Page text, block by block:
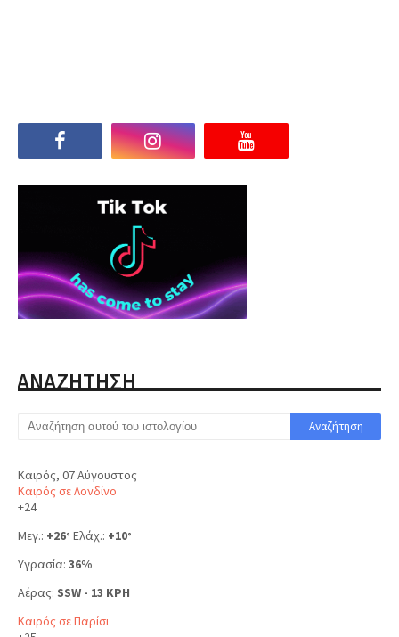
ΑΝΑΖΗΤΗΣΗ
Καιρός, 07 Αύγουστος
Καιρός σε Λονδίνο
+24
Μεγ.: +26° Ελάχ.: +10°
Υγρασία: 36%
Αέρας: SSW - 13 KPH
Καιρός σε Παρίσι